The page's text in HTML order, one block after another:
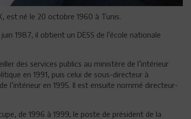
est né le 20 octobre 1960 à Tunis.
1987, il obtient un DESS de l’école nationale
des services publics au ministère de l’intérieur
en 1991, puis celui de sous-directeur à
l’intérieur en 1995. Il est ensuite nommé directeur-
de 1996 à 1999, le poste de président de la